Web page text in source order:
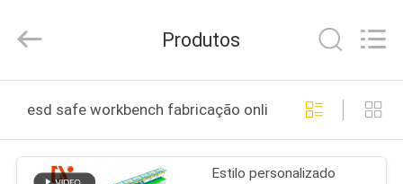
PRODUTOS
Reserved.
Produtos
esd safe workbench fabricação online
Estilo personalizado